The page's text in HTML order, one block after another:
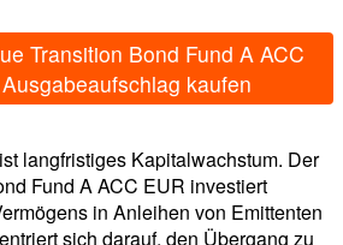
Transition Bond Fund A ACC
kaufen
langfristiges Kapitalwachstum. Der
Fund A ACC EUR investiert
in Anleihen von Emittenten
sich darauf, den Übergang zu